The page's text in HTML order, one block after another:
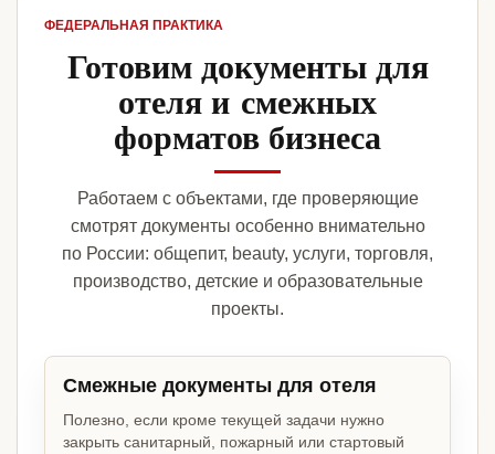
ФЕДЕРАЛЬНАЯ ПРАКТИКА
Готовим документы для
отеля и смежных
форматов бизнеса
Работаем с объектами, где проверяющие
смотрят документы особенно внимательно
по России: общепит, beauty, услуги, торговля,
производство, детские и образовательные
проекты.
Смежные документы для отеля
Полезно, если кроме текущей задачи нужно
закрыть санитарный, пожарный или стартовый